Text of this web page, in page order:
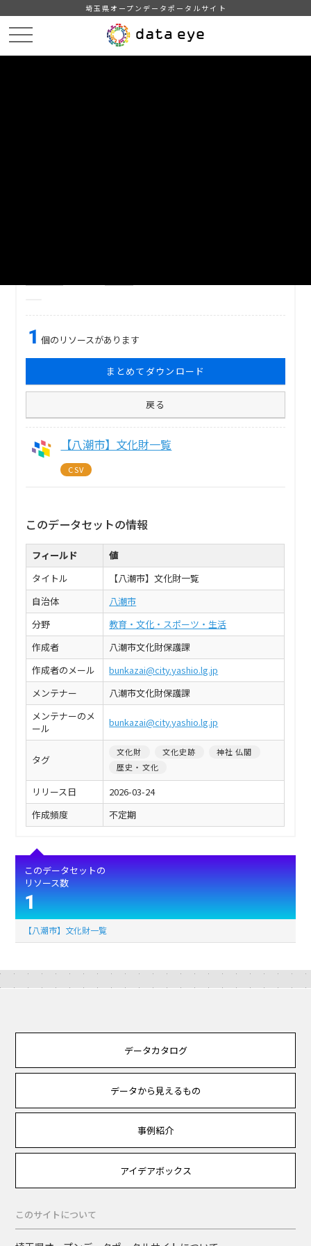
埼玉県オープンデータポータルサイト
1 個のリソースがあります
まとめてダウンロード
戻る
【八潮市】文化財一覧
CSV
このデータセットの情報
フィールド
値
タイトル
【八潮市】文化財一覧
自治体
八潮市
分野
教育・文化・スポーツ・生活
作成者
八潮市文化財保護課
作成者のメール
bunkazai@city.yashio.lg.jp
メンテナー
八潮市文化財保護課
メンテナーのメ
ール
bunkazai@city.yashio.lg.jp
タグ
文化財 文化史跡
神社 仏閣
歴史・文化
リリース日
2026-03-24
作成頻度
不定期
このデータセットの
リソース数
1
【八潮市】文化財一覧
データカタログ
データから見えるもの
事例紹介
アイデアボックス
このサイトについて